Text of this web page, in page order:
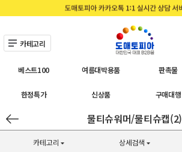
카테고리
베스트100 여름대박용품 판촉물
한정특가 신상품 구매대행
물티슈워머/물티슈캡(2)
카테고리 상세검색